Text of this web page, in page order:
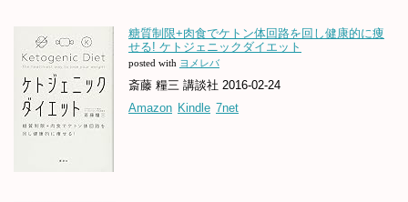
糖質制限+肉食でケトン体回路を回し健康的に痩
せる! ケトジェニックダイエット
posted with ヨメレバ
斎藤 糧三 講談社 2016-02-24
Amazon Kindle 7net